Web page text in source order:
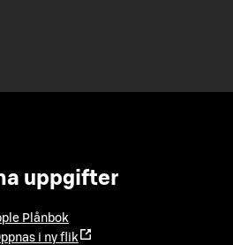
uppgifter
Plånbok
i ny flik